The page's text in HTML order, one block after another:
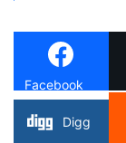
Facebook
Digg